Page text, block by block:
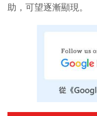
助，可望逐漸顯現。